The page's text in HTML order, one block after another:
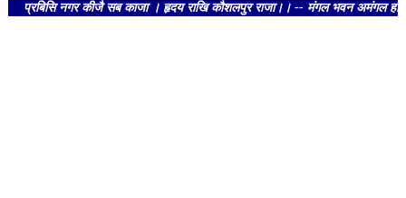
नगर कीजै सब काजा । हृदय राखि कौशलपुर राजा।। -- मंगल भवन अमंगल हारी।